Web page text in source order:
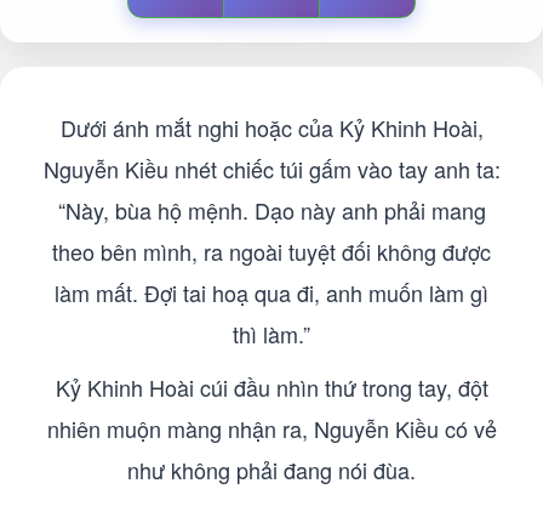
Dưới ánh mắt nghi hoặc của Kỷ Khinh Hoài,
Nguyễn Kiều nhét chiếc túi gấm vào tay anh ta:
“Này, bùa hộ mệnh. Dạo này anh phải mang
theo bên mình, ra ngoài tuyệt đối không được
làm mất. Đợi tai hoạ qua đi, anh muốn làm gì
thì làm.”
Kỷ Khinh Hoài cúi đầu nhìn thứ trong tay, đột
nhiên muộn màng nhận ra, Nguyễn Kiều có vẻ
như không phải đang nói đùa.